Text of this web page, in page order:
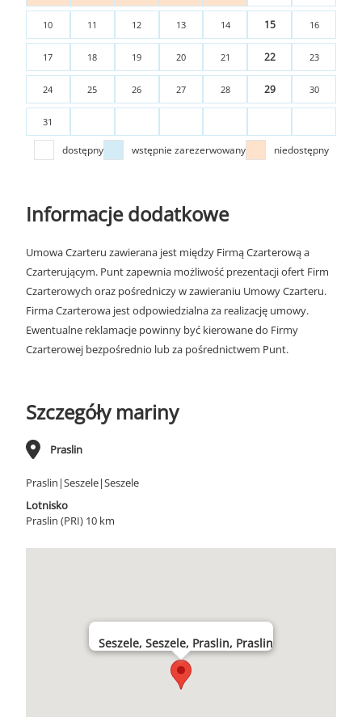
10 11 12 13 14 15 16
17 18 19 20 21 22 23
24 25 26 27 28 29 30
31
dostępny wstępnie zarezerwowany niedostępny
Informacje dodatkowe
Umowa Czarteru zawierana jest między Firmą Czarterową a
Czarterującym. Punt zapewnia możliwość prezentacji ofert Firm
Czarterowych oraz pośredniczy w zawieraniu Umowy Czarteru.
Firma Czarterowa jest odpowiedzialna za realizację umowy.
Ewentualne reklamacje powinny być kierowane do Firmy
Czarterowej bezpośrednio lub za pośrednictwem Punt.
Szczegóły mariny
Praslin
Praslin|Seszele|Seszele
Lotnisko
Praslin (PRI) 10 km
Seszele, Seszele, Praslin, Praslin